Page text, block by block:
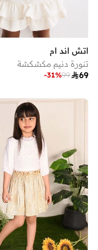
اتش اند ام
تنورة دنيم مكشكشة
69
99
-31%